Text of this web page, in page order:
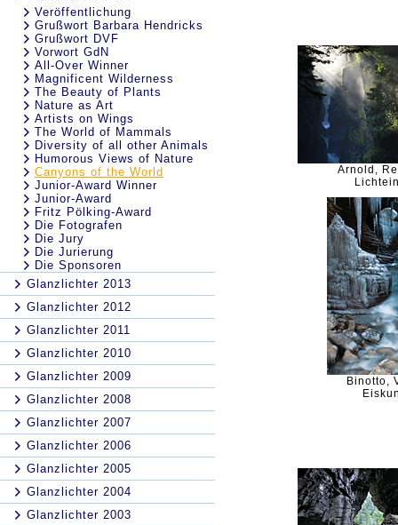
Veröffentlichung
Grußwort Barbara Hendricks
Grußwort DVF
Vorwort GdN
All-Over Winner
Magnificent Wilderness
The Beauty of Plants
Nature as Art
Artists on Wings
The World of Mammals
Diversity of all other Animals
Humorous Views of Nature
Canyons of the World
Junior-Award Winner
Junior-Award
Fritz Pölking-Award
Die Fotografen
Die Jury
Die Jurierung
Die Sponsoren
Glanzlichter 2013
Glanzlichter 2012
Glanzlichter 2011
Glanzlichter 2010
Glanzlichter 2009
Glanzlichter 2008
Glanzlichter 2007
Glanzlichter 2006
Glanzlichter 2005
Glanzlichter 2004
Glanzlichter 2003
Arnold,
Binotto,